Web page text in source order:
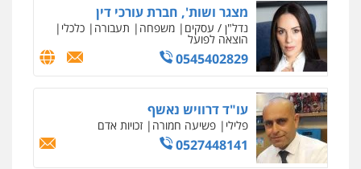
עו"ד שילה ענבר
פלילי כלכלי מיסים הלבנת הון ייעוץ לעורכי
דין
0506216097
עו"ד נס בן נתן
פלילי כלכלי פשיעה חמורה נוער
0505555110